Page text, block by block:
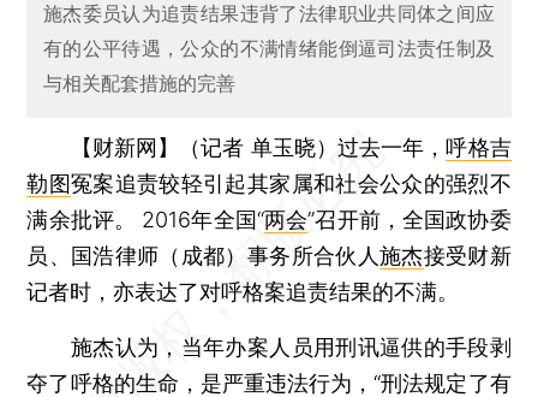
施杰委员认为追责结果违背了法律职业共同体之间应
有的公平待遇，公众的不满情绪能倒逼司法责任制及
与相关配套措施的完善
【财新网】（记者 单玉晓） 过去一年，呼格吉
勒图冤案追责较轻引起其家属和社会公众的强烈不
满余批评。 2016年全国“两会”召开前，全国政协委
员、国浩律师（成都）事务所合伙人施杰接受财新
记者时，亦表达了对呼格案追责结果的不满。
施杰认为，当年办案人员用刑讯逼供的手段剥
夺了呼格的生命，是严重违法行为，“刑法规定了有